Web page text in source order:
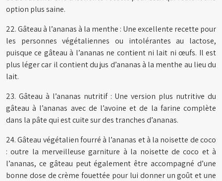
option plus saine.
22. Gâteau à l’ananas à la menthe : Une excellente recette pour
les personnes végétaliennes ou intolérantes au lactose,
puisque ce gâteau à l’ananas ne contient ni lait ni œufs. Il est
plus léger car il contient du jus d’ananas à la menthe au lieu du
lait.
23. Gâteau à l’ananas nutritif : Une version plus nutritive du
gâteau à l’ananas avec de l’avoine et de la farine complète
dans la pâte qui est cuite sur des tranches d’ananas.
24. Gâteau végétalien fourré à l’ananas et à la noisette de coco
: outre la merveilleuse garniture à la noisette de coco et à
l’ananas, ce gâteau peut également être accompagné d’une
bonne dose de crème fouettée pour lui donner un goût et une